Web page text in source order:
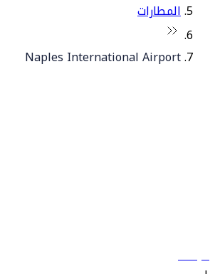
المطارات
Naples International Airport
سياساتنا